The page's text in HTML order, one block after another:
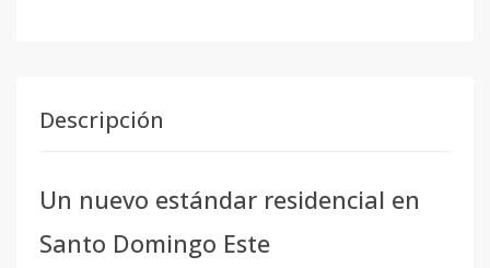
Descripción
Un nuevo estándar residencial en
Santo Domingo Este